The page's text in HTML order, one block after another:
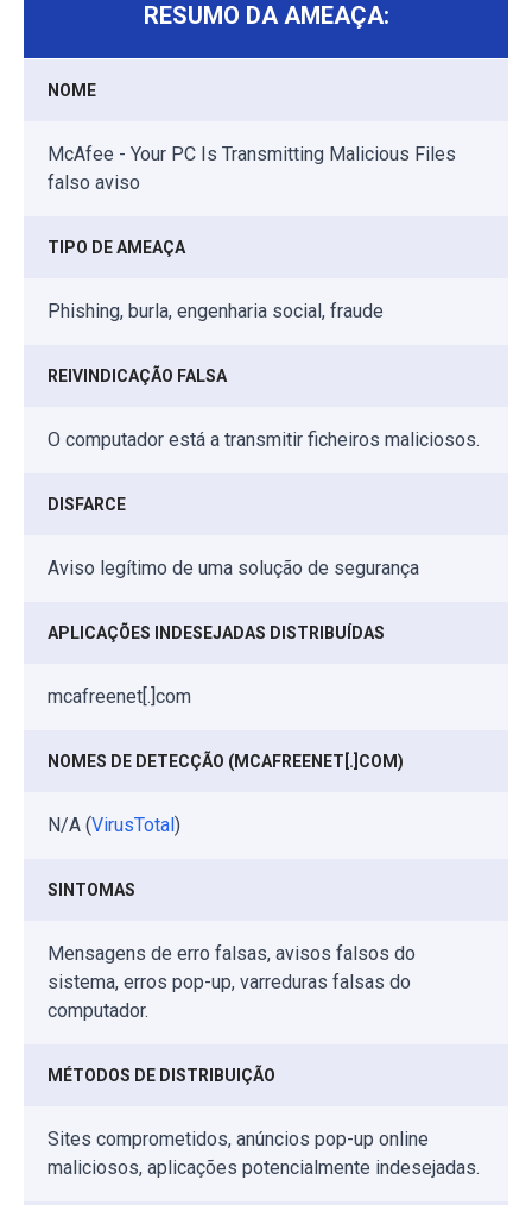
RESUMO DA AMEAÇA:
NOME
McAfee - Your PC Is Transmitting Malicious Files
falso aviso
TIPO DE AMEAÇA
Phishing, burla, engenharia social, fraude
REIVINDICAÇÃO FALSA
O computador está a transmitir ficheiros maliciosos.
DISFARCE
Aviso legítimo de uma solução de segurança
APLICAÇÕES INDESEJADAS DISTRIBUÍDAS
mcafreenet[.]com
NOMES DE DETECÇÃO (MCAFREENET[.]COM)
N/A (VirusTotal )
SINTOMAS
Mensagens de erro falsas, avisos falsos do
sistema, erros pop-up, varreduras falsas do
computador.
MÉTODOS DE DISTRIBUIÇÃO
Sites comprometidos, anúncios pop-up online
maliciosos, aplicações potencialmente indesejadas.